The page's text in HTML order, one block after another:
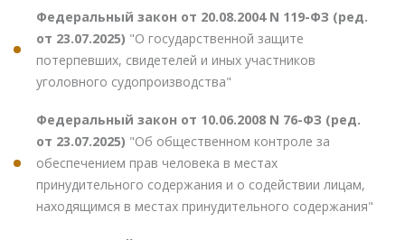
Федеральный закон от 20.08.2004 N 119-ФЗ (ред.
от 23.07.2025) "О государственной защите
потерпевших, свидетелей и иных участников
уголовного судопроизводства"
Федеральный закон от 10.06.2008 N 76-ФЗ (ред.
от 23.07.2025) "Об общественном контроле за
обеспечением прав человека в местах
принудительного содержания и о содействии лицам,
находящимся в местах принудительного содержания"